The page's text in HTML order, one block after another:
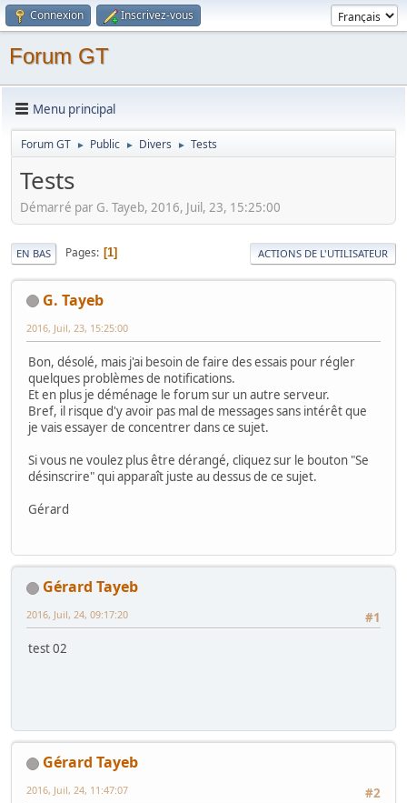
Connexion Inscrivez-vous
Forum GT
Menu principal
Forum GT ► Public ► Divers ► Tests
Tests
Démarré par G. Tayeb, 2016, Juil, 23, 15:25:00
EN BAS Pages 1 ACTIONS DE L'UTILISATEUR
G. Tayeb
2016, Juil, 23, 15:25:00
Bon, désolé, mais j'ai besoin de faire des essais pour régler
quelques problèmes de notifications.
Et en plus je déménage le forum sur un autre serveur.
Bref, il risque d'y avoir pas mal de messages sans intérêt que
je vais essayer de concentrer dans ce sujet.
Si vous ne voulez plus être dérangé, cliquez sur le bouton "Se
désinscrire" qui apparaît juste au dessus de ce sujet.
Gérard
Gérard Tayeb
#1
2016, Juil, 24, 09:17:20
test 02
Gérard Tayeb
#2
2016, Juil, 24, 11:47:07